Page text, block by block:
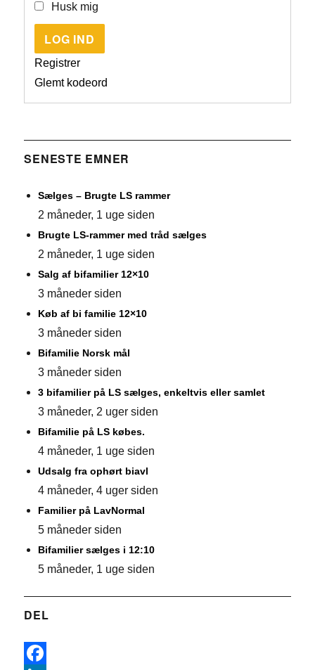
Husk mig
LOG IND
Registrer
Glemt kodeord
SENESTE EMNER
Sælges – Brugte LS rammer
2 måneder, 1 uge siden
Brugte LS-rammer med tråd sælges
2 måneder, 1 uge siden
Salg af bifamilier 12×10
3 måneder siden
Køb af bi familie 12×10
3 måneder siden
Bifamilie Norsk mål
3 måneder siden
3 bifamilier på LS sælges, enkeltvis eller samlet
3 måneder, 2 uger siden
Bifamilie på LS købes.
4 måneder, 1 uge siden
Udsalg fra ophørt biavl
4 måneder, 4 uger siden
Familier på LavNormal
5 måneder siden
Bifamilier sælges i 12:10
5 måneder, 1 uge siden
DEL